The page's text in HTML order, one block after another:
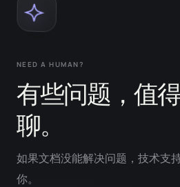
NEED A HUMAN?
有些问题，值
聊。
如果文档没能解决问题，技术支
你。